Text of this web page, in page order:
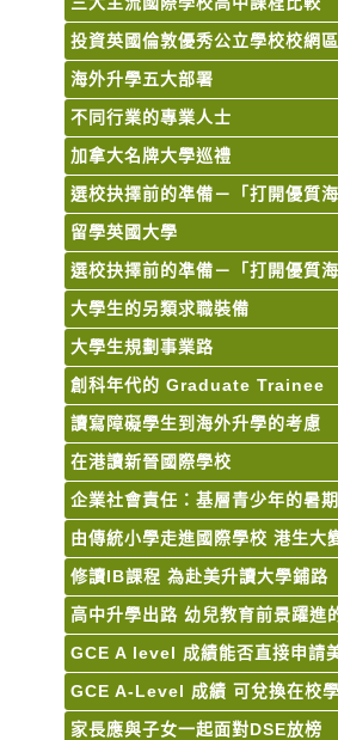
投資英國倫敦優秀公立學校校網區
海外升學五大部署
不同行業的專業人士
加拿大名牌大學巡禮
選校抉擇前的凖備－「打開優質
留學英國大學
選校抉擇前的凖備－「打開優質
大學生的另類求職裝備
大學生規劃事業路
創科年代的 Graduate Trainee
讀寫障礙學生到海外升學的考慮
在港讀新晉國際學校
企業社會責任：基層青少年的暑
由傳統小學走進國際學校 港生大
修讀IB課程 為赴美升讀大學鋪路
高中升學出路 幼兒教育前景躍進
GCE A level 成績能否直接申請
GCE A-Level 成績 可兌換在校
家長應與子女一起面對DSE放